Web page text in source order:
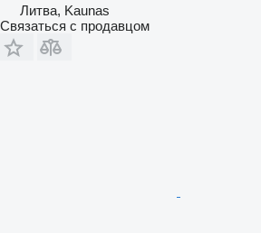
Литва, Kaunas
Связаться с продавцом